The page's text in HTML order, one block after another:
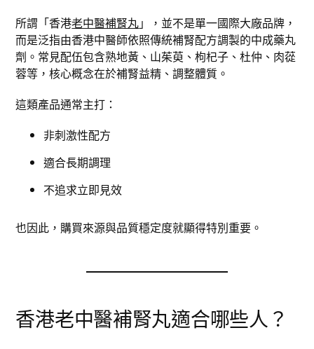
所謂「香港老中醫補腎丸」，並不是單一國際大廠品牌，
而是泛指由香港中醫師依照傳統補腎配方調製的中成藥丸
劑。常見配伍包含熟地黃、山茱萸、枸杞子、杜仲、肉蓯
蓉等，核心概念在於補腎益精、調整體質。
這類產品通常主打：
非刺激性配方
適合長期調理
不追求立即見效
也因此，購買來源與品質穩定度就顯得特別重要。
香港老中醫補腎丸適合哪些人？